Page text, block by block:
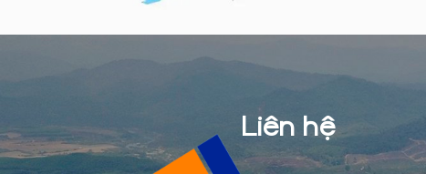
Liên hệ